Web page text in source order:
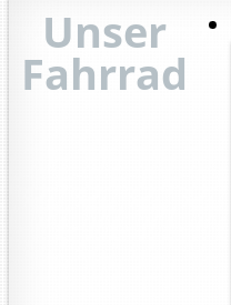
Unser
Fahrrad